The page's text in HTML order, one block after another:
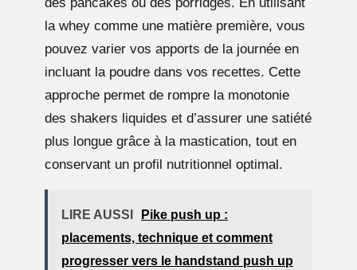
la whey comme une matière première, vous
pouvez varier vos apports de la journée en
incluant la poudre dans vos recettes. Cette
approche permet de rompre la monotonie
des shakers liquides et d’assurer une satiété
plus longue grâce à la mastication, tout en
conservant un profil nutritionnel optimal.
LIRE AUSSI
Pike push up :
placements, technique et comment
progresser vers le handstand push up